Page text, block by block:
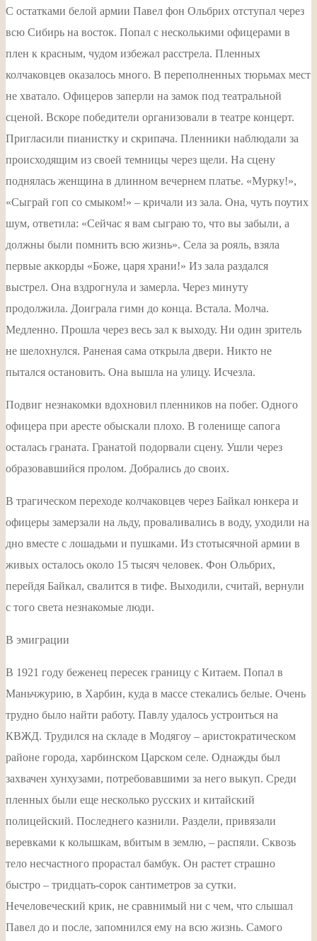
С остатками белой армии Павел фон Ольбрих отступал через
всю Сибирь на восток. Попал с несколькими офицерами в
плен к красным, чудом избежал расстрела. Пленных
колчаковцев оказалось много. В переполненных тюрьмах мест
не хватало. Офицеров заперли на замок под театральной
сценой. Вскоре победители организовали в театре концерт.
Пригласили пианистку и скрипача. Пленники наблюдали за
происходящим из своей темницы через щели. На сцену
поднялась женщина в длинном вечернем платье. «Мурку!»,
«Сыграй гоп со смыком!» – кричали из зала. Она, чуть поутих
шум, ответила: «Сейчас я вам сыграю то, что вы забыли, а
должны были помнить всю жизнь». Села за рояль, взяла
первые аккорды «Боже, царя храни!» Из зала раздался
выстрел. Она вздрогнула и замерла. Через минуту
продолжила. Доиграла гимн до конца. Встала. Молча.
Медленно. Прошла через весь зал к выходу. Ни один зритель
не шелохнулся. Раненая сама открыла двери. Никто не
пытался остановить. Она вышла на улицу. Исчезла.
Подвиг незнакомки вдохновил пленников на побег. Одного
офицера при аресте обыскали плохо. В голенище сапога
осталась граната. Гранатой подорвали сцену. Ушли через
образовавшийся пролом. Добрались до своих.
В трагическом переходе колчаковцев через Байкал юнкера и
офицеры замерзали на льду, проваливались в воду, уходили на
дно вместе с лошадьми и пушками. Из стотысячной армии в
живых осталось около 15 тысяч человек. Фон Ольбрих,
перейдя Байкал, свалится в тифе. Выходили, считай, вернули
с того света незнакомые люди.
В эмиграции
В 1921 году беженец пересек границу с Китаем. Попал в
Маньчжурию, в Харбин, куда в массе стекались белые. Очень
трудно было найти работу. Павлу удалось устроиться на
КВЖД. Трудился на складе в Модягоу – аристократическом
районе города, харбинском Царском селе. Однажды был
захвачен хунхузами, потребовавшими за него выкуп. Среди
пленных были еще несколько русских и китайский
полицейский. Последнего казнили. Раздели, привязали
веревками к колышкам, вбитым в землю, – распяли. Сквозь
тело несчастного прорастал бамбук. Он растет страшно
быстро – тридцать-сорок сантиметров за сутки.
Нечеловеческий крик, не сравнимый ни с чем, что слышал
Павел до и после, запомнился ему на всю жизнь. Самого